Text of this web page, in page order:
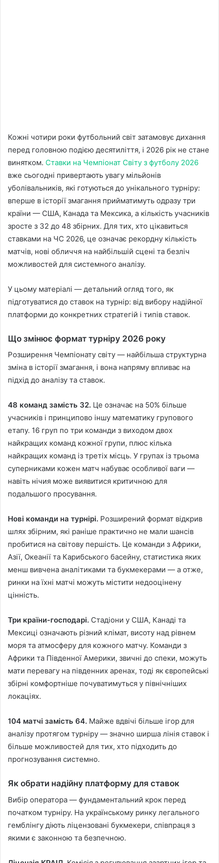
Кожні чотири роки футбольний світ затамовує дихання
перед головною подією десятиліття, і 2026 рік не стане
винятком. Ставки на Чемпіонат Світу з футболу 2026
вже сьогодні привертають увагу мільйонів
уболівальників, які готуються до унікального турніру:
вперше в історії змагання прийматимуть одразу три
країни — США, Канада та Мексика, а кількість учасників
зросте з 32 до 48 збірних. Для тих, хто цікавиться
ставками на ЧС 2026, це означає рекордну кількість
матчів, нові обличчя на найбільшій сцені та безліч
можливостей для системного аналізу.
У цьому матеріалі — детальний огляд того, як
підготуватися до ставок на турнір: від вибору надійної
платформи до конкретних стратегій і типів ставок.
Що змінює формат турніру 2026 року
Розширення Чемпіонату світу — найбільша структурна
зміна в історії змагання, і вона напряму впливає на
підхід до аналізу та ставок.
48 команд замість 32. Це означає на 50% більше
учасників і принципово іншу математику групового
етапу. 16 груп по три команди з виходом двох
найкращих команд кожної групи, плюс кілька
найкращих команд із третіх місць. У групах із трьома
суперниками кожен матч набуває особливої ваги —
навіть нічия може виявитися критичною для
подальшого просування.
Нові команди на турнірі. Розширений формат відкрив
шлях збірним, які раніше практично не мали шансів
пробитися на світову першість. Це команди з Африки,
Азії, Океанії та Карибського басейну, статистика яких
менш вивчена аналітиками та букмекерами — а отже,
ринки на їхні матчі можуть містити недооцінену
цінність.
Три країни-господарі. Стадіони у США, Канаді та
Мексиці означають різний клімат, висоту над рівнем
моря та атмосферу для кожного матчу. Команди з
Африки та Південної Америки, звичні до спеки, можуть
мати перевагу на південних аренах, тоді як європейські
збірні комфортніше почуватимуться у північніших
локаціях.
104 матчі замість 64. Майже вдвічі більше ігор для
аналізу протягом турніру — значно ширша лінія ставок і
більше можливостей для тих, хто підходить до
прогнозування системно.
Як обрати надійну платформу для ставок
Вибір оператора — фундаментальний крок перед
початком турніру. На українському ринку легального
гемблінгу діють ліцензовані букмекери, співпраця з
якими є законною та безпечною.